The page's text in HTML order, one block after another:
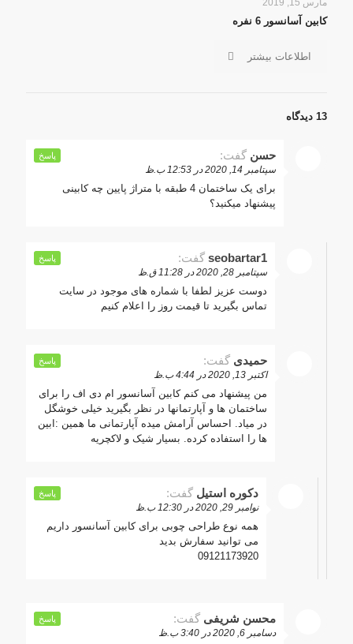
مارس 15, 2019
کابین آسانسور 6 نفره
اطلاعات بیشتر
13 دیدگاه
حسن گفت:
سپتامبر 14, 2020 در 12:53 ب.ظ
برای یک ساختمان 4 طبقه با متراژ پایین چه کابینی
پیشنهاد میکنید؟
پاسخ
seobartar1 گفت:
سپتامبر 28, 2020 در 11:28 ق.ظ
دوست عزیز لطفا با شماره های موجود در سایت
تماس بگیرید تا قیمت روز را اعلام کنیم
پاسخ
حمیدی گفت:
اکتبر 13, 2020 در 4:44 ب.ظ
من پیشنهاد می کنم کابین آسانسور ام دی اف را برای
ساختمان ها و آپارتمانها در نظر بگیرید خیلی خوشگل
در میاد. احساس آرامش میده آپارتمانی ما همین :ابین
ها را استفاده کرده. بسیار شیک و لاکچریه
پاسخ
دکوره استیل گفت:
نوامبر 29, 2020 در 12:30 ب.ظ
همه نوع طراحی چوبی برای کابین آسانسور داریم
می توانید سفارش بدید
09121173920
پاسخ
محسن شریفی گفت:
دسامبر 6, 2020 در 3:40 ب.ظ
پاسخ